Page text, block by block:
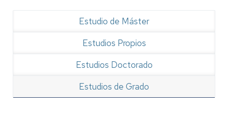
Estudios de Grado
Estudio de Máster
Estudios Propios
Estudios Doctorado